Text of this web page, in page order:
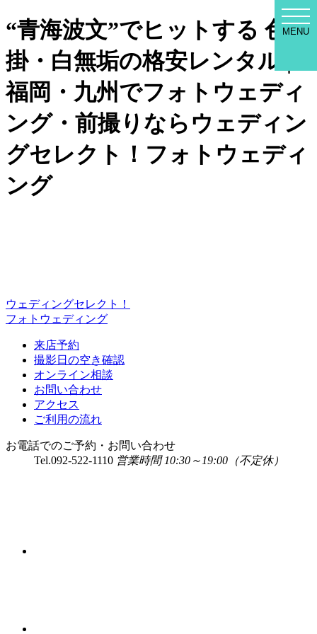
“青海波文”でヒットする 色打
掛・白無垢の格安レンタル |
福岡・九州でフォトウェディ
ング・前撮りならウェディン
グセレクト！フォトウェディ
ング
ウェディングセレクト！
フォトウェディング
来店予約
撮影日の空き確認
オンライン相談
お問い合わせ
アクセス
ご利用の流れ
お電話でのご予約・お問い合わせ
Tel.092-522-1110 営業時間 10:30～19:00（不定休）
MENU